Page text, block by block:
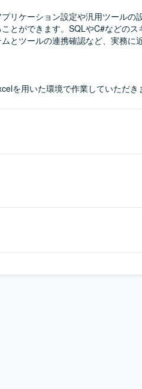
リケーション設定や汎用ツールの
とができます。SQLやC#などの
とツールの連携確認など、実務に
を用いた環境で作業していただき